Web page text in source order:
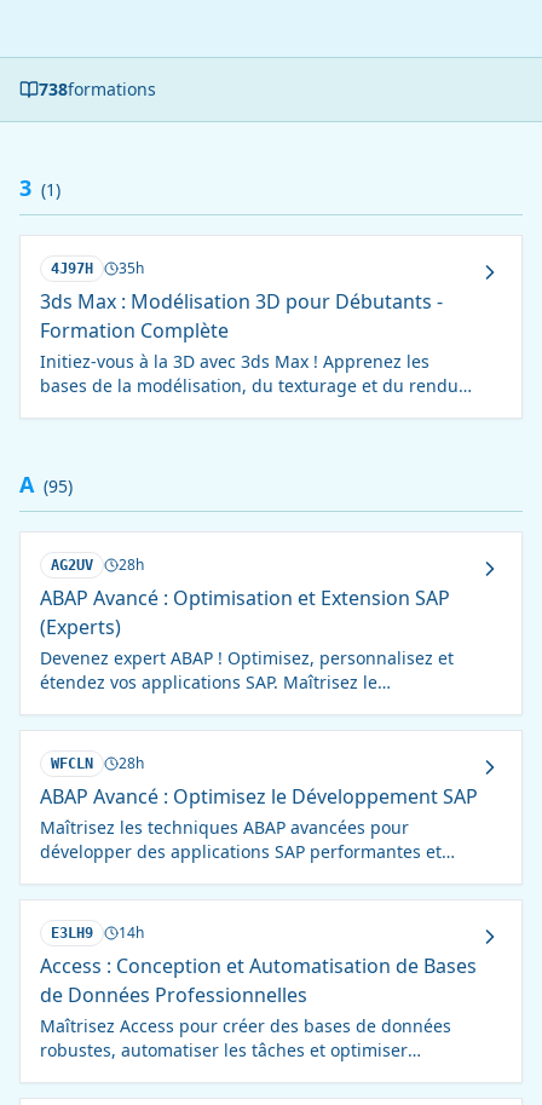
738formations
3 (1)
4J97H 35h
3ds Max : Modélisation 3D pour Débutants -
Formation Complète
Initiez-vous à la 3D avec 3ds Max ! Apprenez les
bases de la modélisation, du texturage et du rendu
A (95)
AG2UV 28h
ABAP Avancé : Optimisation et Extension SAP
(Experts)
Devenez expert ABAP ! Optimisez, personnalisez et
étendez vos applications SAP. Maîtrisez le
WFCLN 28h
ABAP Avancé : Optimisez le Développement SAP
Maîtrisez les techniques ABAP avancées pour
développer des applications SAP performantes et
E3LH9 14h
Access : Conception et Automatisation de Bases
de Données Professionnelles
Maîtrisez Access pour créer des bases de données
robustes, automatiser les tâches et optimiser